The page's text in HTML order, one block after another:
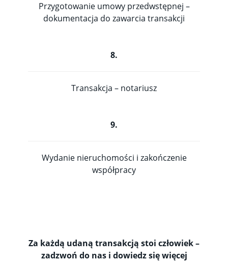
Przygotowanie umowy przedwstępnej –
dokumentacja do zawarcia transakcji
8.
Transakcja – notariusz
9.
Wydanie nieruchomości i zakończenie
współpracy
Za każdą udaną transakcją stoi człowiek –
zadzwoń do nas i dowiedz się więcej